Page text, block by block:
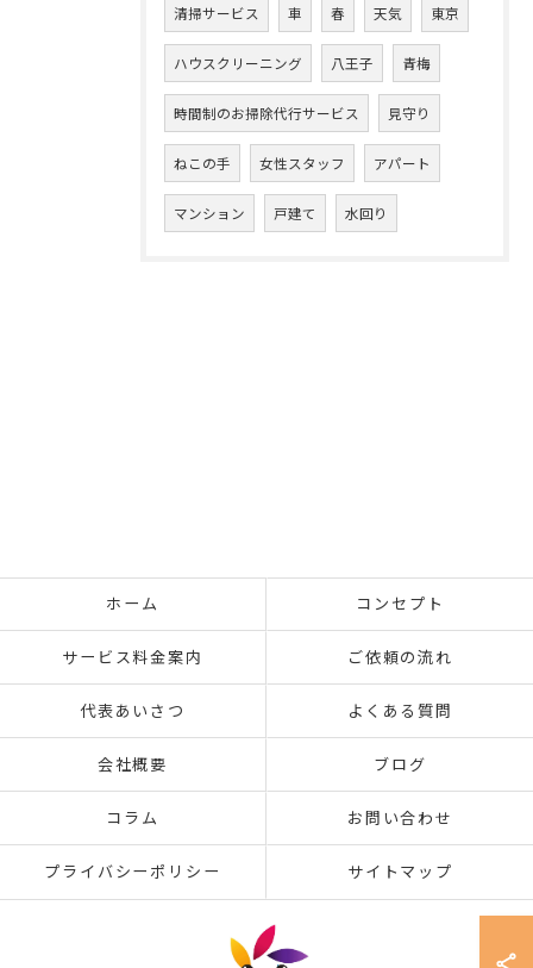
清掃サービス 車 春 天気 東京
ハウスクリーニング 八王子 青梅
時間制のお掃除代行サービス 見守り
ねこの手 女性スタッフ アパート
マンション 戸建て 水回り
ホーム コンセプト
サービス料金案内 ご依頼の流れ
代表あいさつ よくある質問
会社概要 ブログ
コラム お問い合わせ
プライバシーポリシー サイトマップ